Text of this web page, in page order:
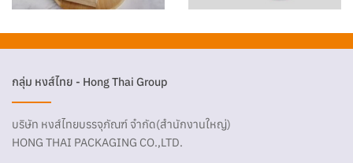
กลุ่ม หงส์ไทย - Hong Thai Group
บริษัท หงส์ไทยบรรจุภัณฑ์ จำกัด(สำนักงานใหญ่)
HONG THAI PACKAGING CO.,LTD.